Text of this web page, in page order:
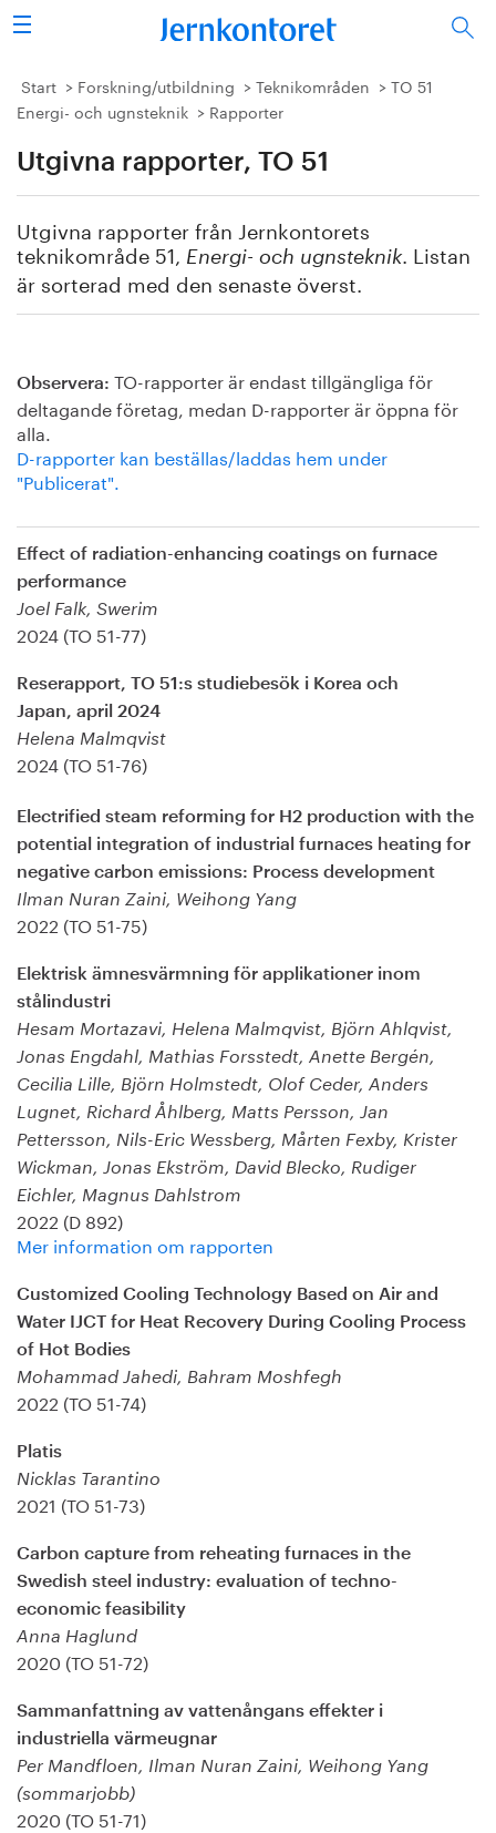
Sök
Stålindustrin
Forskning/utbildning
Energi/miljö
Bildbank
Om oss
Start Forskning/utbildning Teknikområden
TO 51
Energi- och ugnsteknik
Rapporter
Utgivna rapporter, TO 51
Utgivna rapporter från Jernkontorets
teknikområde 51, Energi- och ugnsteknik. Listan
är sorterad med den senaste överst.
Observera: TO-rapporter är endast tillgängliga för
deltagande företag, medan D-rapporter är öppna för
alla.
D-rapporter kan beställas/laddas hem under
"Publicerat".
Effect of radiation-enhancing coatings on furnace
performance
Joel Falk, Swerim
2024 (TO 51-77)
Reserapport, TO 51:s studiebesök i Korea och
Japan, april 2024
Helena Malmqvist
2024 (TO 51-76)
Electrified steam reforming for H2 production with the
potential integration of industrial furnaces heating for
negative carbon emissions: Process development
Ilman Nuran Zaini, Weihong Yang
2022 (TO 51-75)
Elektrisk ämnesvärmning för applikationer inom
stålindustri
Hesam Mortazavi, Helena Malmqvist, Björn Ahlqvist,
Jonas Engdahl, Mathias Forsstedt, Anette Bergén,
Cecilia Lille, Björn Holmstedt, Olof Ceder, Anders
Lugnet, Richard Åhlberg, Matts Persson, Jan
Pettersson, Nils-Eric Wessberg, Mårten Fexby, Krister
Wickman, Jonas Ekström, David Blecko, Rudiger
Eichler, Magnus Dahlstrom
2022 (D 892)
Mer information om rapporten
Customized Cooling Technology Based on Air and
Water IJCT for Heat Recovery During Cooling Process
of Hot Bodies
Mohammad Jahedi, Bahram Moshfegh
2022 (TO 51-74)
Platis
Nicklas Tarantino
2021 (TO 51-73)
Carbon capture from reheating furnaces in the
Swedish steel industry: evaluation of techno-
economic feasibility
Anna Haglund
2020 (TO 51-72)
Sammanfattning av vattenångans effekter i
industriella värmeugnar
Per Mandfloen, Ilman Nuran Zaini, Weihong Yang
(sommarjobb)
2020 (TO 51-71)